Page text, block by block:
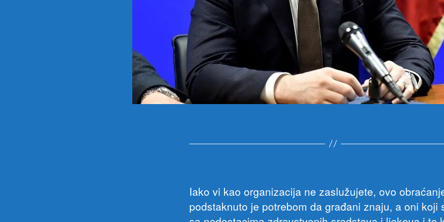
Iako vi kao organizacija ne zaslužujete, ovo
podstaknuto je potrebom da građani znaju, a oni koji